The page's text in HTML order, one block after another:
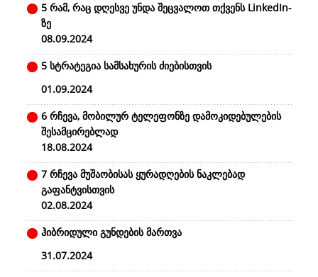
5 რამ, რაც დღესვე უნდა შეცვალოთ თქვენს LinkedIn-
ზე
08.09.2024
5 სტრატეგია სამსახურის ძიებისთვის
01.09.2024
6 რჩევა, მობილურ ტელეფონზე დამოკიდებულების
შესამცირებლად
18.08.2024
7 რჩევა მუშაობისას ყურადღების ნაკლებად
გაფანტვისთვის
02.08.2024
ჰიბრიდული გუნდების მართვა
31.07.2024